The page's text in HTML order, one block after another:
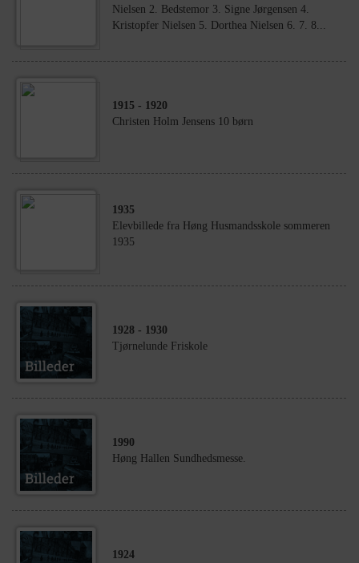
Nielsen 2. Bedstemor 3. Signe Jørgensen 4.
Kristopfer Nielsen 5. Dorthea Nielsen 6. 7. 8...
1915 - 1920
Christen Holm Jensens 10 børn
1935
Elevbillede fra Høng Husmandsskole sommeren
1935
1928 - 1930
Tjørnelunde Friskole
1990
Høng Hallen Sundhedsmesse.
1924